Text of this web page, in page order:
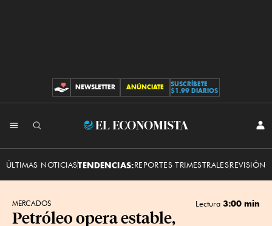
CONTRIBUCIONES
NEWSLETTER ANÚNCIATE
SUSCRÍBETE
$1.99 DIARIOS
El
ÚLTIMAS NOTICIASTENDENCIAS:REPORTES TRIMESTRALESREVISIÓN
MERCADOS Lectura 3:00 min
Petróleo opera estable,